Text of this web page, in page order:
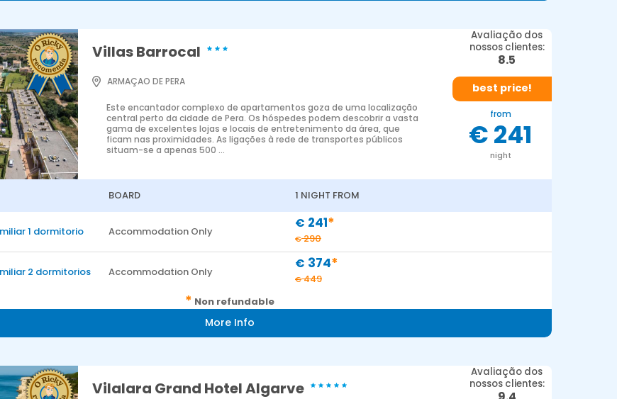
Villas Barrocal
ARMAÇAO DE PERA
Avaliação dos
nossos clientes:
8.5
Este encantador complexo de apartamentos goza de uma localização
central perto da cidade de Pera. Os hóspedes podem descobrir a vasta
gama de excelentes lojas e locais de entretenimento da área, que
ficam nas proximidades. As ligações à rede de transportes públicos
situam-se a apenas 500 ...
best price!
from
€ 241
night
BOARD 1 NIGHT FROM
1 dormitorio Accommodation Only
€ 241*
€290
2 dormitorios Accommodation Only
€ 374*
€449
* Non refundable
More Info
Vilalara Grand Hotel Algarve
Avaliação dos
nossos clientes: